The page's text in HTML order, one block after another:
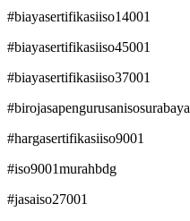
#biayasertifikasiiso14001
#biayasertifikasiiso45001
#biayasertifikasiiso37001
#birojasapengurusanisosurabaya
#hargasertifikasiiso9001
#iso9001murahbdg
#jasaiso27001